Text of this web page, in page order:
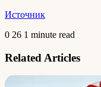
Источник
0 26 1 minute read
Related Articles